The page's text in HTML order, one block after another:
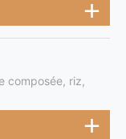
composée, riz,